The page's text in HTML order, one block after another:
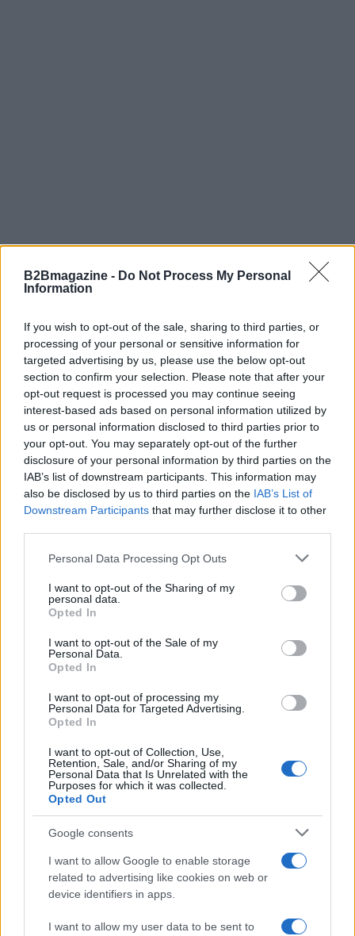
B2Bmagazine - Do Not Process My Personal
Information
If you wish to opt-out of the sale, sharing to third parties, or
processing of your personal or sensitive information for
targeted advertising by us, please use the below opt-out
section to confirm your selection. Please note that after your
opt-out request is processed you may continue seeing
interest-based ads based on personal information utilized by
us or personal information disclosed to third parties prior to
your opt-out. You may separately opt-out of the further
disclosure of your personal information by third parties on the
IAB’s list of downstream participants. This information may
also be disclosed by us to third parties on the IAB’s List of
Downstream Participants that may further disclose it to other
Please note that this website/app uses one or more Google
not limited to your visit or usage behaviour. You may click to
grant or deny consent to Google and its third-party tags to
use your data for below specified purposes in below Google
consent section.
Personal Data Processing Opt Outs
I want to opt-out of the Sharing of my
personal data.
Opted In
I want to opt-out of the Sale of my
Personal Data.
Opted In
I want to opt-out of processing my
Personal Data for Targeted Advertising.
Opted In
I want to opt-out of Collection, Use,
Retention, Sale, and/or Sharing of my
Personal Data that Is Unrelated with the
Purposes for which it was collected.
Opted Out
Google consents
I want to allow Google to enable storage
related to advertising like cookies on web or
device identifiers in apps.
I want to allow my user data to be sent to
AiAdhubMedia
Continua a leggere
B2B NEWS